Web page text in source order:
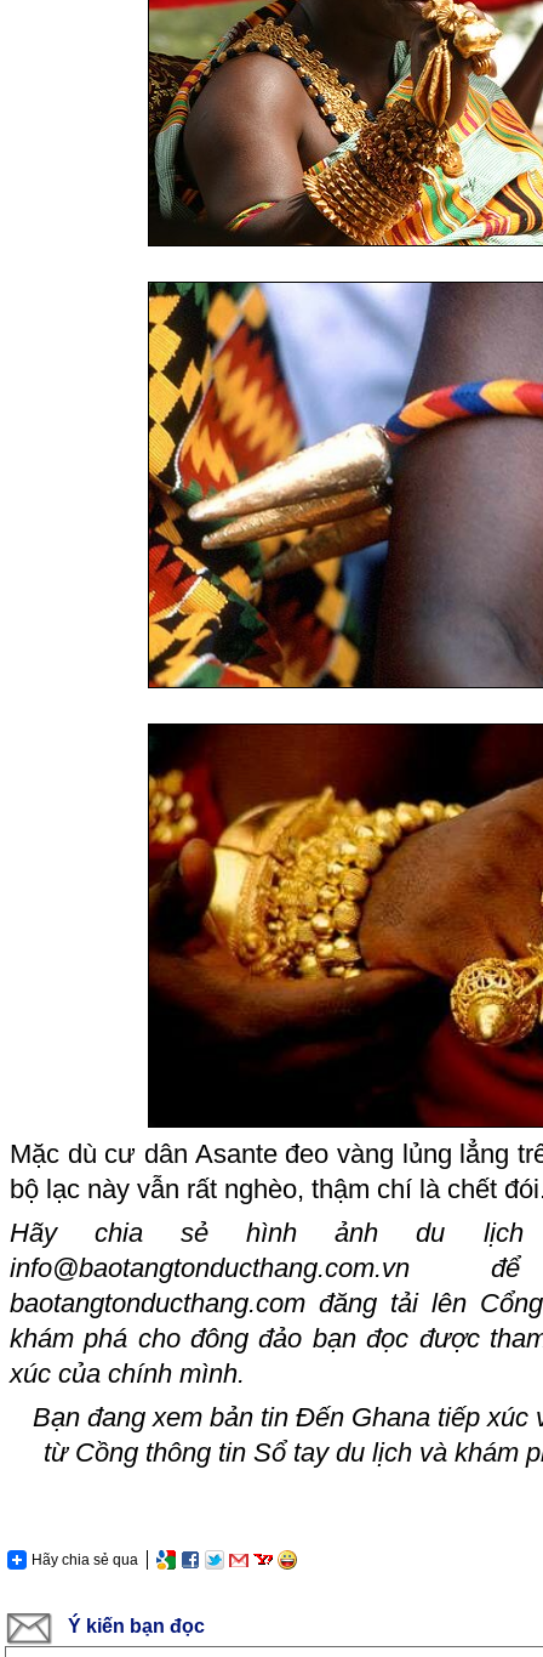
Mặc dù cư dân Asante đeo vàng lủng lẳng
bộ lạc này vẫn rất nghèo, thậm chí là chết
Hãy chia sẻ hình ảnh du
info@baotangtonducthang.com.vn
baotangtonducthang.com đăng tải lên
khám phá cho đông đảo bạn đọc được
xúc của chính mình.
Bạn đang xem bản tin Đến Ghana tiếp xúc
từ Cồng thông tin Sổ tay du lịch và khám
Hãy chia sẻ qua
Ý kiến bạn đọc